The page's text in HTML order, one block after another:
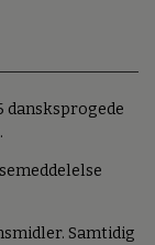
Samtidig